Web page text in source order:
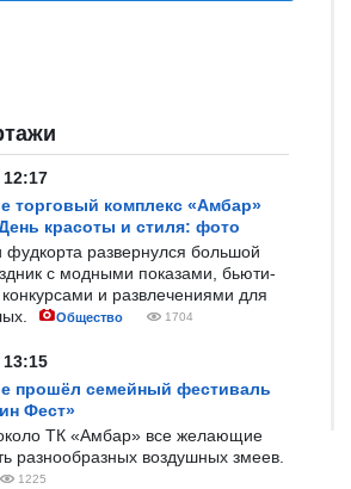
12:17
торговый комплекс «Амбар»
красоты и стиля: фото
фудкорта развернулся большой
с модными показами, бьюти-
и развлечениями для
Общество 1704
13:15
прошёл семейный фестиваль
Фест»
ТК «Амбар» все желающие
разнообразных воздушных змеев.
1225